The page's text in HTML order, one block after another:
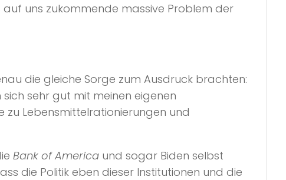
uns zukommende massive Problem der
die gleiche Sorge zum Ausdruck brachten:
sehr gut mit meinen eigenen
Lebensmittelrationierungen und
Bank of America und sogar Biden selbst
die Politik eben dieser Institutionen und die